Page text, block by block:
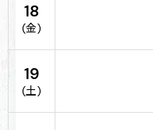
18
(金)
19
(土)